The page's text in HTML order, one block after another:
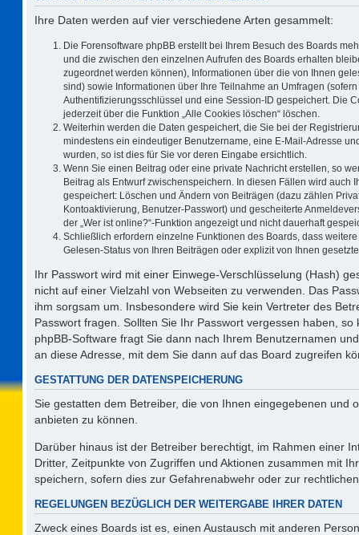
Ihre Daten werden auf vier verschiedene Arten gesammelt:
Die Forensoftware phpBB erstellt bei Ihrem Besuch des Boards
und die zwischen den einzelnen Aufrufen des Boards erhalten
zugeordnet werden können), Informationen über die von Ihnen
sind) sowie Informationen über Ihre Teilnahme an Umfragen
Authentifizierungsschlüssel und eine Session-ID gespeichert. Die
jederzeit über die Funktion „Alle Cookies löschen“ löschen.
Weiterhin werden die Daten gespeichert, die Sie bei der
mindestens ein eindeutiger Benutzername, eine E-Mail-Adresse
wurden, so ist dies für Sie vor deren Eingabe ersichtlich.
Wenn Sie einen Beitrag oder eine private Nachricht erstellen, so
Beitrag als Entwurf zwischenspeichern. In diesen Fällen wird
gespeichert: Löschen und Ändern von Beiträgen (dazu zählen
Kontoaktivierung, Benutzer-Passwort) und gescheiterte
der „Wer ist online?“-Funktion angezeigt und nicht dauerhaft
Schließlich erfordern einzelne Funktionen des Boards, dass
Gelesen-Status von Ihren Beiträgen oder explizit von Ihnen
Ihr Passwort wird mit einer Einwege-Verschlüsselung (Hash)
nicht auf einer Vielzahl von Webseiten zu verwenden. Das
ihm sorgsam um. Insbesondere wird Sie kein Vertreter des
Passwort fragen. Sollten Sie Ihr Passwort vergessen haben,
phpBB-Software fragt Sie dann nach Ihrem Benutzernamen
an diese Adresse, mit dem Sie dann auf das Board zugreifen
GESTATTUNG DER DATENSPEICHERUNG
Sie gestatten dem Betreiber, die von Ihnen eingegebenen
anbieten zu können.
Darüber hinaus ist der Betreiber berechtigt, im Rahmen einer
Dritter, Zeitpunkte von Zugriffen und Aktionen zusammen mit
speichern, sofern dies zur Gefahrenabwehr oder zur
REGELUNGEN BEZÜGLICH DER WEITERGABE IHRER DATEN
Zweck eines Boards ist es, einen Austausch mit anderen